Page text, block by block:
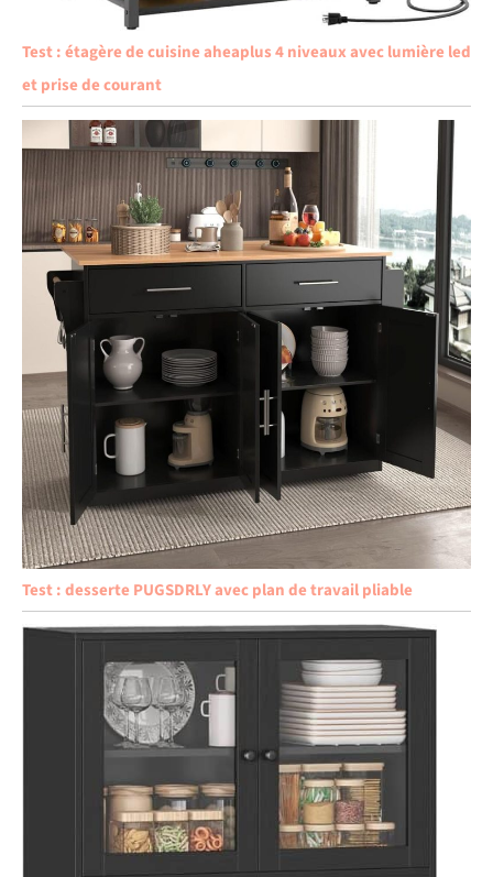
Test : étagère de cuisine aheaplus 4 niveaux avec lumière led
et prise de courant
Test : desserte PUGSDRLY avec plan de travail pliable